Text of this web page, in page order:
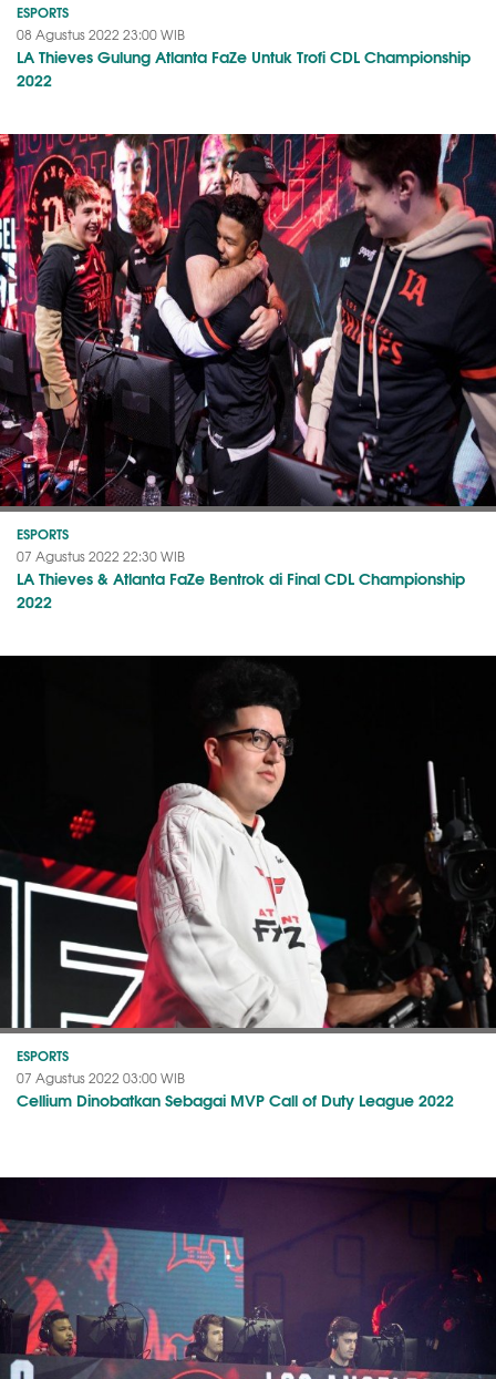
ESPORTS
08 Agustus 2022 23:00 WIB
LA Thieves Gulung Atlanta FaZe Untuk Trofi CDL Championship
2022
ESPORTS
07 Agustus 2022 22:30 WIB
LA Thieves & Atlanta FaZe Bentrok di Final CDL Championship
2022
ESPORTS
07 Agustus 2022 03:00 WIB
Cellium Dinobatkan Sebagai MVP Call of Duty League 2022